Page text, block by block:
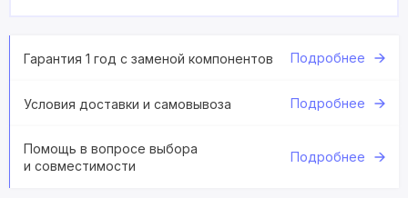
Гарантия 1 год с заменой компонентов Подробнее
Условия доставки и самовывоза Подробнее
Помощь в вопросе выбора
и совместимости
Подробнее